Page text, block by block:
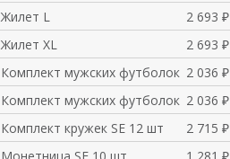
Жилет L 2 693 ₽
Жилет XL 2 693 ₽
Комплект мужских футболок L (52 036 ₽
Комплект мужских футболок XL (2 036 ₽
Комплект кружек SE 12 шт 2 715 ₽